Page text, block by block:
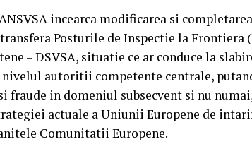
incearca modificarea si
Posturile de Inspectie la Frontiera
– DSVSA, situatie ce ar conduce la
autoritii competente centrale,
fraude in domeniul subsecvent si nu
actuale a Uniunii Europene de
Comunitatii Europene.